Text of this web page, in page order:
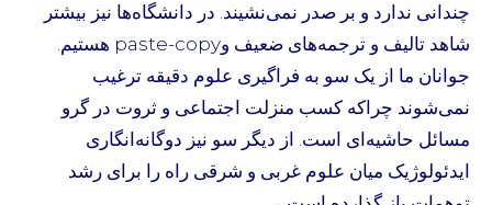
چندانی ندارد و بر صدر نمی‌نشیند‌. در دانشگاه‌ها نیز بیشتر
شاهد تالیف و ترجمه‌های ضعیف وpaste-copy هستیم‌.
جوانان ما از یک سو به فراگیری علوم دقیقه ترغیب
نمی‌شوند چراکه کسب منزلت اجتماعی و ثروت در گرو
مسائل حاشیه‌ای است‌. از دیگر سو نیز دوگانه‌انگاری
ایدئولوژیک میان علوم غربی و شرقی راه را برای رشد